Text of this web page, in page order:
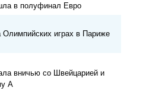
в полуфинал Евро
играх в Париже
вничью со Швейцарией и
A